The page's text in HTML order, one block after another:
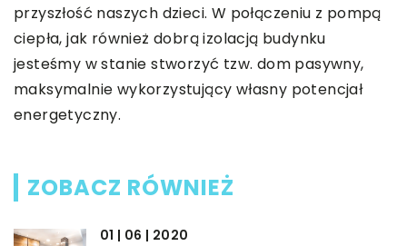
przyszłość naszych dzieci. W połączeniu z pompą
ciepła, jak również dobrą izolacją budynku
jesteśmy w stanie stworzyć tzw. dom pasywny,
maksymalnie wykorzystujący własny potencjał
energetyczny.
ZOBACZ RÓWNIEŻ
01 | 06 | 2020